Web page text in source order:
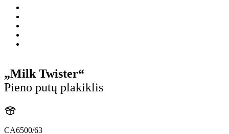
„Milk Twister“
Pieno putų plakiklis
CA6500/63